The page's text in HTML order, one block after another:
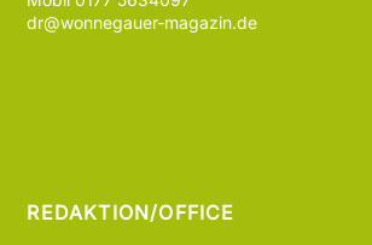
dr@wonnegauer-magazin.de
REDAKTION/OFFICE